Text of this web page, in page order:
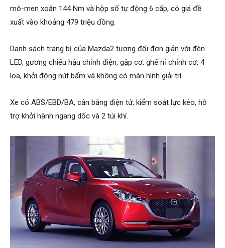
mô-men xoắn 144 Nm và hộp số tự động 6 cấp, có giá đề
xuất vào khoảng 479 triệu đồng.
Danh sách trang bị của Mazda2 tương đối đơn giản với đèn
LED, gương chiếu hậu chỉnh điện, gập cơ, ghế nỉ chỉnh cơ, 4
loa, khởi động nút bấm và không có màn hình giải trí.
Xe có ABS/EBD/BA, cân bằng điện tử, kiểm soát lực kéo, hỗ
trợ khởi hành ngang dốc và 2 túi khí.